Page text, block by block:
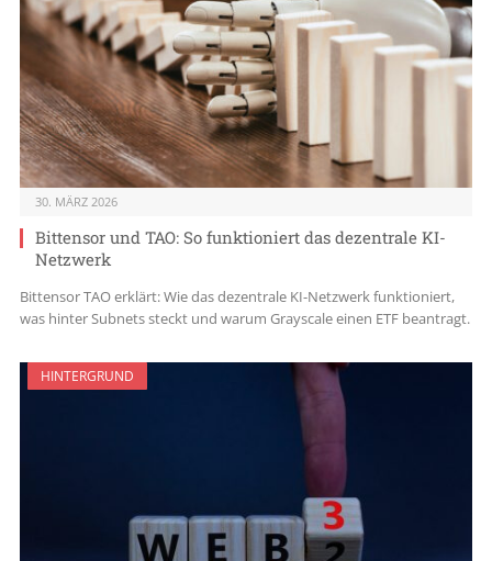
30. MÄRZ 2026
Bittensor und TAO: So funktioniert das dezentrale KI-
Netzwerk
Bittensor TAO erklärt: Wie das dezentrale KI-Netzwerk funktioniert,
was hinter Subnets steckt und warum Grayscale einen ETF beantragt.
HINTERGRUND